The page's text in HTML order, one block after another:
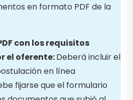
en formato PDF de la
con los requisitos
el oferente:Deberá incluir el
en línea
fijarse que el formulario